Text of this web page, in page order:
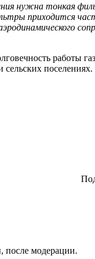
нужна тонкая
приходится
работы
сельских поселениях.
после модерации.